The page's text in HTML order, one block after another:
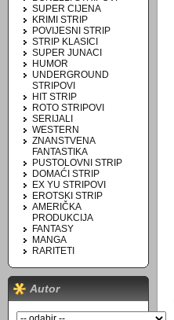
SUPER CIJENA
KRIMI STRIP
POVIJESNI STRIP
STRIP KLASICI
SUPER JUNACI
HUMOR
UNDERGROUND
STRIPOVI
HIT STRIP
ROTO STRIPOVI
SERIJALI
WESTERN
ZNANSTVENA
FANTASTIKA
PUSTOLOVNI STRIP
DOMAĆI STRIP
EX YU STRIPOVI
EROTSKI STRIP
AMERIČKA
PRODUKCIJA
FANTASY
MANGA
RARITETI
Autor